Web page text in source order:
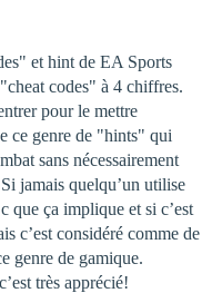
et hint de EA Sports
codes" à 4 chiffres.
pour le mettre
ce genre de "hints" qui
sans nécessairement
jamais quelqu’un utilise
que ça implique et si c’est
c’est considéré comme de
genre de gamique.
très apprécié!